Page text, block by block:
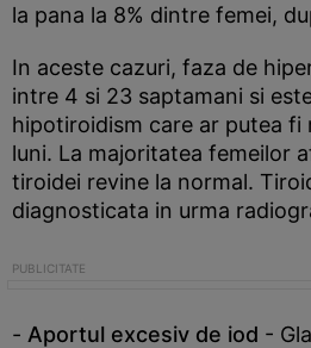
la pana la 8% dintre femei,
In aceste cazuri, faza de
intre 4 si 23 saptamani si
hipotiroidism care ar putea fi
luni. La majoritatea femeilor
tiroidei revine la normal.
diagnosticata in urma
- Aportul excesiv de iod -